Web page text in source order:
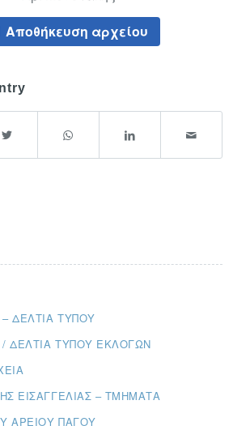
Αποθήκευση αρχείου
ΔΕΛΤΊΑ ΤΎΠΟΥ
/ ΔΕΛΤΊΑ ΤΎΠΟΥ ΕΚΛΟΓΏΝ
ΕΙΣΑΓΓΕΛΊΑΣ – ΤΜΉΜΑΤΑ
ΑΡΕΊΟΥ ΠΆΓΟΥ